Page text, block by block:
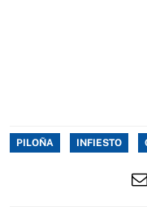
PILOÑA INFIESTO